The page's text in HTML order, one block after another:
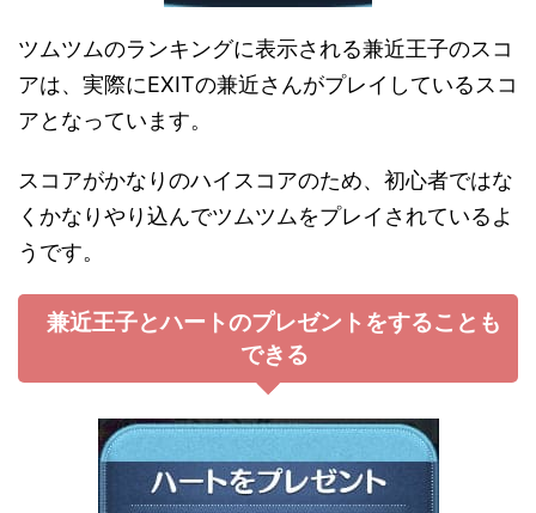
ツムツムのランキングに表示される兼近王子のスコ
アは、実際にEXITの兼近さんがプレイしているスコ
アとなっています。
スコアがかなりのハイスコアのため、初心者ではな
くかなりやり込んでツムツムをプレイされているよ
うです。
兼近王子とハートのプレゼントをすることも
できる